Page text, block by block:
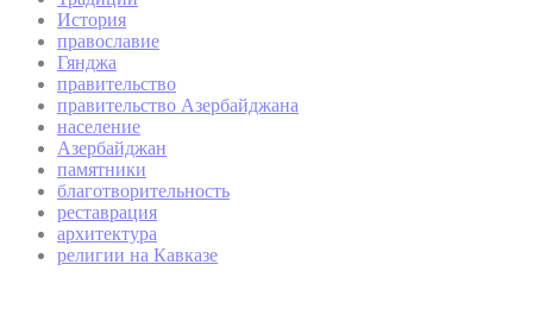
История
православие
Гянджа
правительство
правительство Азербайджана
население
Азербайджан
памятники
благотворительность
реставрация
архитектура
религии на Кавказе